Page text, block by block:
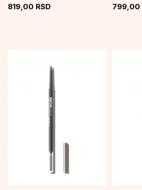
819,00 RSD 799,00